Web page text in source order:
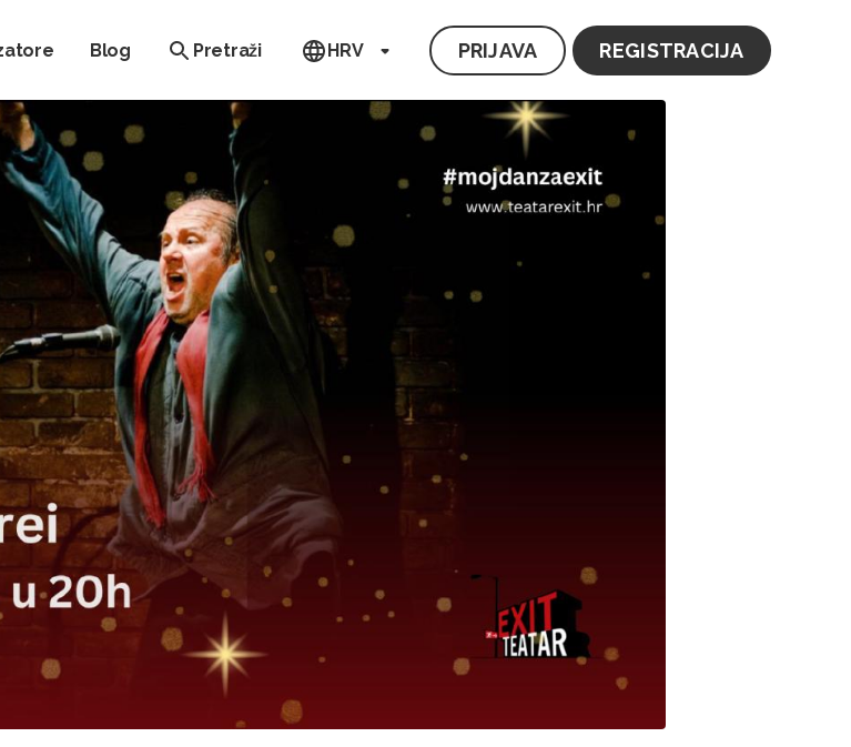
Blog Pretraži HRV PRIJAVA REGISTRACIJA